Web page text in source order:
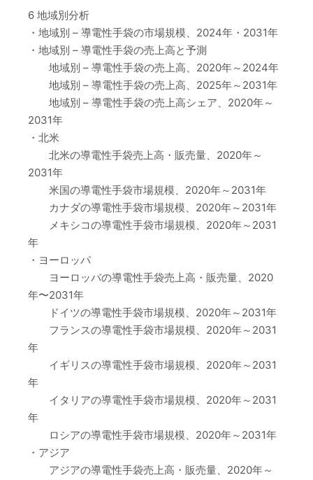
6 地域別分析
・地域別 – 導電性手袋の市場規模、2024年・2031年
・地域別 – 導電性手袋の売上高と予測
地域別 – 導電性手袋の売上高、2020年～2024年
地域別 – 導電性手袋の売上高、2025年～2031年
地域別 – 導電性手袋の売上高シェア、2020年～
2031年
・北米
北米の導電性手袋売上高・販売量、2020年～
2031年
米国の導電性手袋市場規模、2020年～2031年
カナダの導電性手袋市場規模、2020年～2031年
メキシコの導電性手袋市場規模、2020年～2031
年
・ヨーロッパ
ヨーロッパの導電性手袋売上高・販売量、2020
年〜2031年
ドイツの導電性手袋市場規模、2020年～2031年
フランスの導電性手袋市場規模、2020年～2031
年
イギリスの導電性手袋市場規模、2020年～2031
年
イタリアの導電性手袋市場規模、2020年～2031
年
ロシアの導電性手袋市場規模、2020年～2031年
・アジア
アジアの導電性手袋売上高・販売量、2020年～